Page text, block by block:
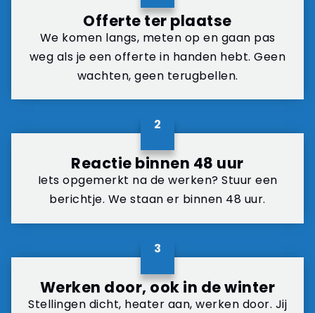
Offerte ter plaatse
We komen langs, meten op en gaan pas
weg als je een offerte in handen hebt. Geen
wachten, geen terugbellen.
Reactie binnen 48 uur
Iets opgemerkt na de werken? Stuur een
berichtje. We staan er binnen 48 uur.
2
Werken door, ook in de winter
Stellingen dicht, heater aan, werken door. Jij
3